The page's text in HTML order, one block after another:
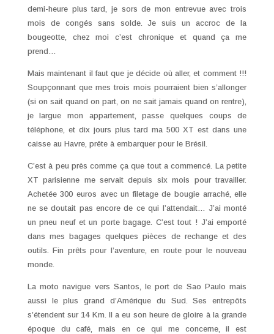
demi-heure plus tard, je sors de mon entrevue avec trois
mois de congés sans solde. Je suis un accroc de la
bougeotte, chez moi c’est chronique et quand ça me
prend…
Mais maintenant il faut que je décide où aller, et comment !!!
Soupçonnant que mes trois mois pourraient bien s’allonger
(si on sait quand on part, on ne sait jamais quand on rentre),
je largue mon appartement, passe quelques coups de
téléphone, et dix jours plus tard ma 500 XT est dans une
caisse au Havre, prête à embarquer pour le Brésil.
C’est à peu près comme ça que tout a commencé. La petite
XT parisienne me servait depuis six mois pour travailler.
Achetée 300 euros avec un filetage de bougie arraché, elle
ne se doutait pas encore de ce qui l’attendait… J’ai monté
un pneu neuf et un porte bagage. C’est tout ! J’ai emporté
dans mes bagages quelques pièces de rechange et des
outils. Fin prêts pour l’aventure, en route pour le nouveau
monde.
La moto navigue vers Santos, le port de Sao Paulo mais
aussi le plus grand d’Amérique du Sud. Ses entrepôts
s’étendent sur 14 Km. Il a eu son heure de gloire à la grande
époque du café, mais en ce qui me concerne, il est